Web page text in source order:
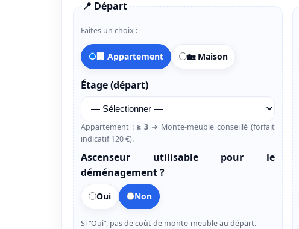
📍 Départ
Faites un choix :
🏢 Appartement 🏡 Maison
Étage (départ)
Appartement : ≥ 3 ➜ Monte-meuble conseillé (forfait
indicatif 120 €).
Ascenseur utilisable pour le
déménagement ?
Oui Non
Si “Oui”, pas de coût de monte-meuble au départ.